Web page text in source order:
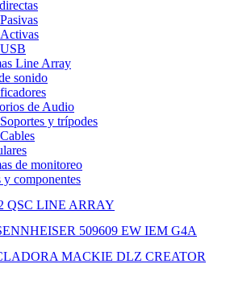
Pasivas
Activas
USB
Line Array
sonido
de Audio
Soportes y trípodes
Cables
de monitoreo
y componentes
QSC LINE ARRAY
509609 EW IEM G4A
MACKIE DLZ CREATOR